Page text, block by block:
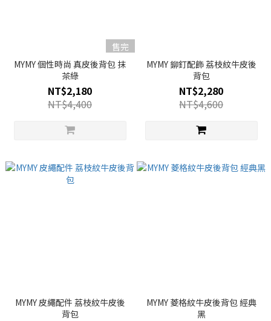
售完
MYMY 個性時尚 真皮後背包 抹
茶綠
NT$2,180
NT$4,400
MYMY 鉚釘配飾 荔枝紋牛皮後
背包
NT$2,280
NT$4,600
MYMY 皮繩配件 荔枝紋牛皮後
背包
MYMY 菱格紋牛皮後背包 經典
黑